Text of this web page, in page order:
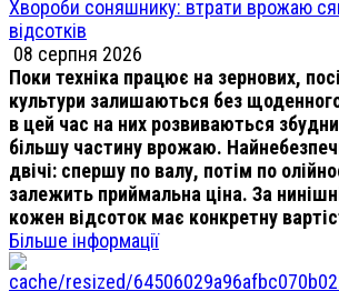
Хвороби соняшнику: втрати врожаю
відсотків
08 серпня 2026
Поки техніка працює на зернових,
культури залишаються без
в цей час на них розвиваються
більшу частину врожаю.
двічі: спершу по валу, потім по
залежить приймальна ціна. За
кожен відсоток має конкретну
Більше інформації